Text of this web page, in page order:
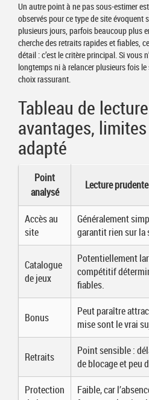
Un autre point à ne pas sous-estimer
observés pour ce type de site évoquent
plusieurs jours, parfois beaucoup plus
cherche des retraits rapides et fiables,
détail : c’est le critère principal. Si vous
longtemps ni à relancer plusieurs fois le
choix rassurant.
Tableau de
avantages,
adapté
Point
analysé
Lecture
Accès au
site
Généralement
garantit rien sur la
Catalogue
de jeux
Potentiellement
compétitif
fiables.
Bonus
Peut paraître
mise sont le vrai
Retraits
Point sensible :
de blocage et peu
Protection
Faible, car